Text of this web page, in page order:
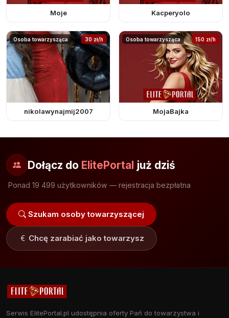
Moje Kacperyolo
Osoba towarzysząca 30 zł/h
nikolawynajmij2007
Osoba towarzysząca 150 zł/h
MojaBajka
Dołącz do ElitePortal już dziś
Ponad 19 499 użytkowników — rejestracja bezpłatna
Szukam osoby towarzyszącej
Chcę zarabiać jako towarzysz
Serwis ElitePortal.pl udostępnia oferty Pań do towarzystwa i